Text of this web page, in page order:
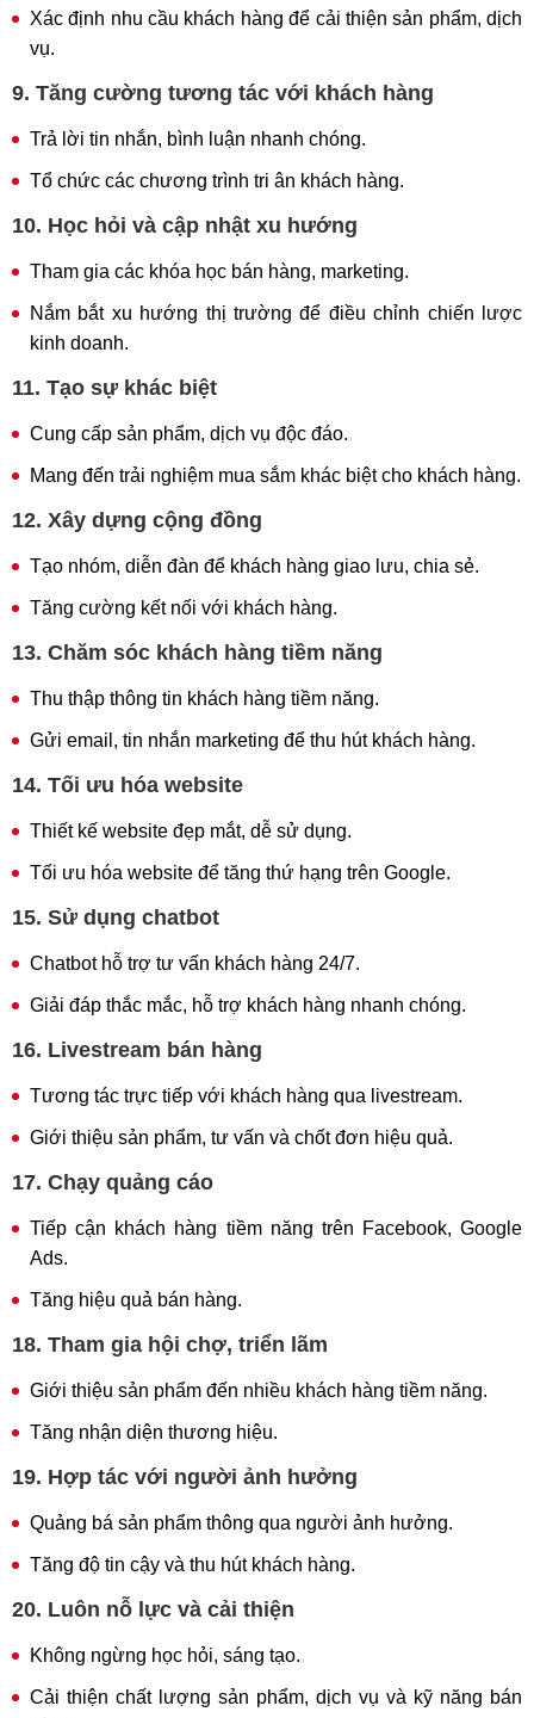
Xác định nhu cầu khách hàng để cải thiện sản phẩm, dịch
vụ.
9. Tăng cường tương tác với khách hàng
Trả lời tin nhắn, bình luận nhanh chóng.
Tổ chức các chương trình tri ân khách hàng.
10. Học hỏi và cập nhật xu hướng
Tham gia các khóa học bán hàng, marketing.
Nắm bắt xu hướng thị trường để điều chỉnh chiến lược
kinh doanh.
11. Tạo sự khác biệt
Cung cấp sản phẩm, dịch vụ độc đáo.
Mang đến trải nghiệm mua sắm khác biệt cho khách hàng.
12. Xây dựng cộng đồng
Tạo nhóm, diễn đàn để khách hàng giao lưu, chia sẻ.
Tăng cường kết nối với khách hàng.
13. Chăm sóc khách hàng tiềm năng
Thu thập thông tin khách hàng tiềm năng.
Gửi email, tin nhắn marketing để thu hút khách hàng.
14. Tối ưu hóa website
Thiết kế website đẹp mắt, dễ sử dụng.
Tối ưu hóa website để tăng thứ hạng trên Google.
15. Sử dụng chatbot
Chatbot hỗ trợ tư vấn khách hàng 24/7.
Giải đáp thắc mắc, hỗ trợ khách hàng nhanh chóng.
16. Livestream bán hàng
Tương tác trực tiếp với khách hàng qua livestream.
Giới thiệu sản phẩm, tư vấn và chốt đơn hiệu quả.
17. Chạy quảng cáo
Tiếp cận khách hàng tiềm năng trên Facebook, Google
Ads.
Tăng hiệu quả bán hàng.
18. Tham gia hội chợ, triển lãm
Giới thiệu sản phẩm đến nhiều khách hàng tiềm năng.
Tăng nhận diện thương hiệu.
19. Hợp tác với người ảnh hưởng
Quảng bá sản phẩm thông qua người ảnh hưởng.
Tăng độ tin cậy và thu hút khách hàng.
20. Luôn nỗ lực và cải thiện
Không ngừng học hỏi, sáng tạo.
Cải thiện chất lượng sản phẩm, dịch vụ và kỹ năng bán